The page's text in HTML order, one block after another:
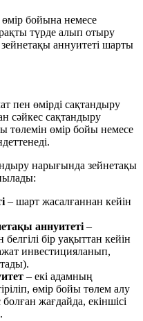
өмір бойына немесе
түрде алып отыру
аннуитеті шарты
пен өмірді сақтандыру
сәйкес сақтандыру
төлемін өмір бойы немесе
нарығында зейнетақы
– шарт жасалғаннан кейін
аннуитеті–
бір уақыттан кейін
инвестицияланып,
– екі адамның
өмір бойы төлем алу
жағдайда, екіншісі